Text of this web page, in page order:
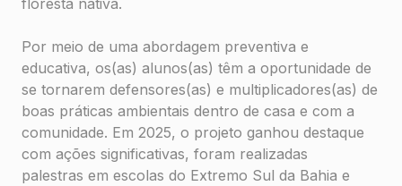
floresta nativa.
Por meio de uma abordagem preventiva e
educativa, os(as) alunos(as) têm a oportunidade de
se tornarem defensores(as) e multiplicadores(as) de
boas práticas ambientais dentro de casa e com a
comunidade. Em 2025, o projeto ganhou destaque
com ações significativas, foram realizadas
palestras em escolas do Extremo Sul da Bahia e